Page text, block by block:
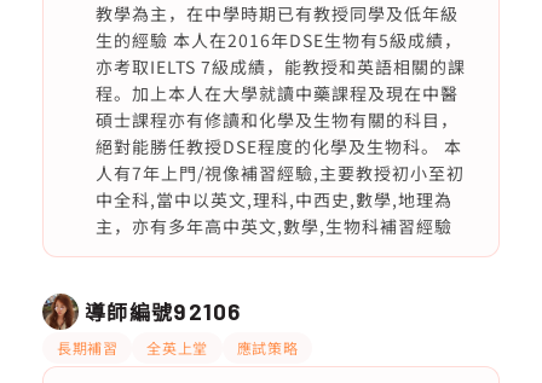
教學為主，在中學時期已有教授同學及低年級
生的經驗 本人在2016年DSE生物有5級成績，
亦考取IELTS 7級成績，能教授和英語相關的課
程。加上本人在大學就讀中藥課程及現在中醫
碩士課程亦有修讀和化學及生物有關的科目，
絕對能勝任教授DSE程度的化學及生物科。 本
人有7年上門/視像補習經驗,主要教授初小至初
中全科,當中以英文,理科,中西史,數學,地理為
主，亦有多年高中英文,數學,生物科補習經驗
導師編號92106
長期補習 全英上堂 應試策略